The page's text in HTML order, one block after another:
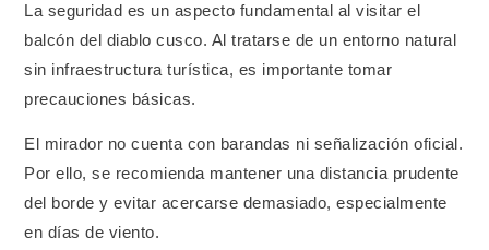
La seguridad es un aspecto fundamental al visitar el
balcón del diablo cusco. Al tratarse de un entorno natural
sin infraestructura turística, es importante tomar
precauciones básicas.
El mirador no cuenta con barandas ni señalización oficial.
Por ello, se recomienda mantener una distancia prudente
del borde y evitar acercarse demasiado, especialmente
en días de viento.